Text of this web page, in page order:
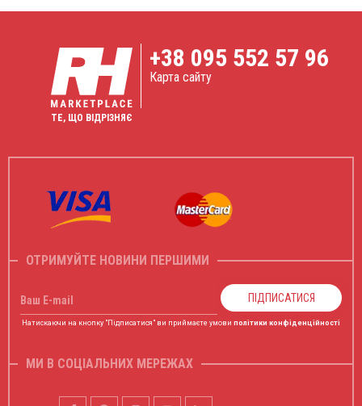
ТЕ, ЩО ВІДРІЗНЯЄ
+38 095 552 57 96
Карта сайту
ОТРИМУЙТЕ НОВИНИ ПЕРШИМИ
Ваш E-mail ПІДПИСАТИСЯ
Натискаючи на кнопку "Підписатися" ви приймаєте умови політики конфіденційності
МИ В СОЦІАЛЬНИХ МЕРЕЖАХ